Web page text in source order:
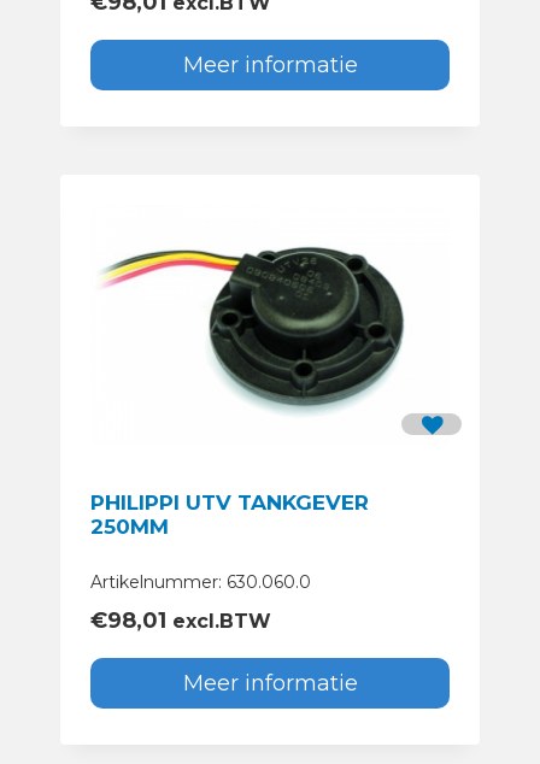
Meer informatie
PHILIPPI UTV TANKGEVER
250MM
Artikelnummer: 630.060.0
€98,01 excl.BTW
Meer informatie